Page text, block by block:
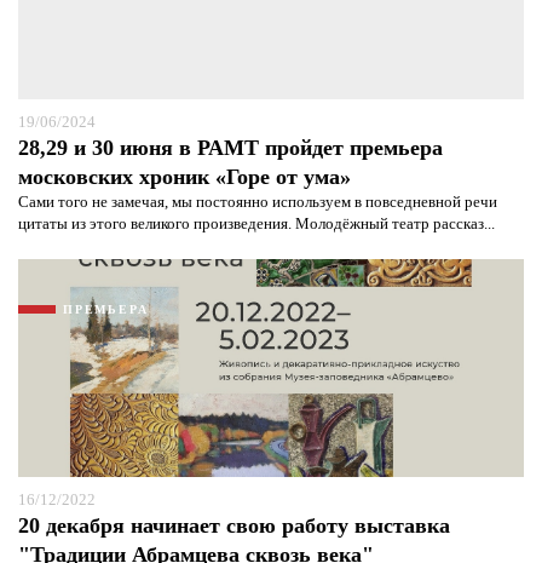
19/06/2024
28,29 и 30 июня в РАМТ пройдет премьера
московских хроник «Горе от ума»
Сами того не замечая, мы постоянно используем в повседневной речи
цитаты из этого великого произведения. Молодёжный театр рассказ...
ПРЕМЬЕРА
16/12/2022
20 декабря начинает свою работу выставка
"Традиции Абрамцева сквозь века"